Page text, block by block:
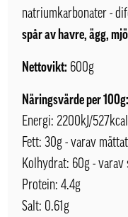
natriumkarbonater -
spår av havre, ägg,
Nettovikt: 600g
Näringsvärde per 100g:
Energi: 2200kJ/527kcal
Fett: 30g - varav
Kolhydrat: 60g - varav
Protein: 4.4g
Salt: 0.61g